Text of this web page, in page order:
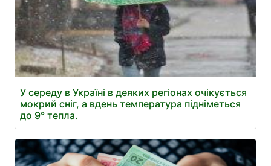
У середу в Україні в деяких регіонах очікується
мокрий сніг, а вдень температура підніметься
до 9° тепла.